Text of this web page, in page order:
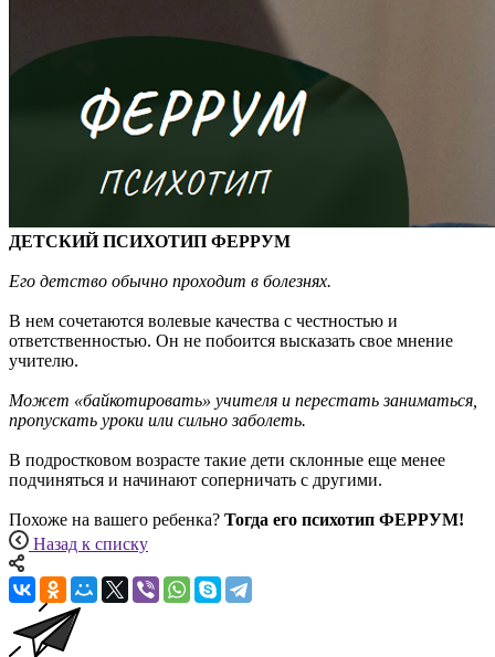
ДЕТСКИЙ ПСИХОТИП ФЕРРУМ
Его детство обычно проходит в болезнях.
В нем сочетаются волевые качества с честностью и
ответственностью. Он не побоится высказать свое мнение
учителю.
Может «байкотировать» учителя и перестать заниматься,
пропускать уроки или сильно заболеть.
В подростковом возрасте такие дети склонные еще менее
подчиняться и начинают соперничать с другими.
Похоже на вашего ребенка? Тогда его психотип ФЕРРУМ!
Назад к списку